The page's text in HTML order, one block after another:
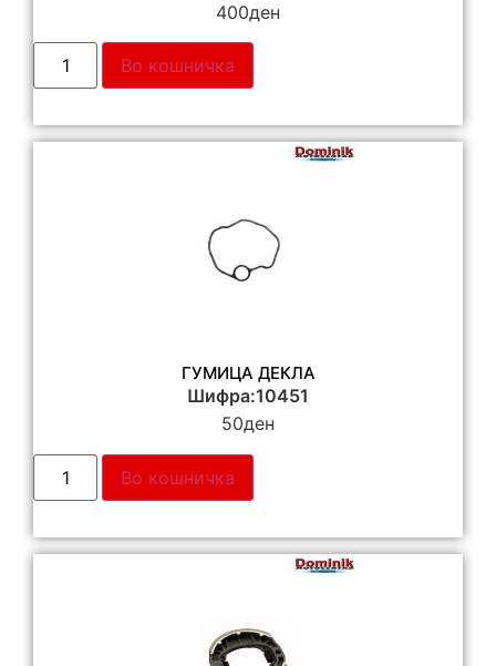
400ден
Во кошничка
ГУМИЦА ДЕКЛА
Шифра:10451
50ден
Во кошничка